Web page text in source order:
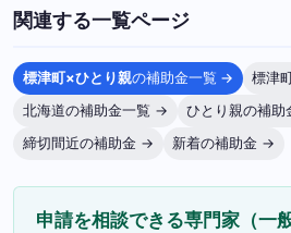
関連する一覧ページ
標津町×ひとり親の補助金一覧 →
標津
北海道の補助金一覧 →
ひとり親の補
締切間近の補助金 →
新着の補助金 →
申請を相談できる専門家（一